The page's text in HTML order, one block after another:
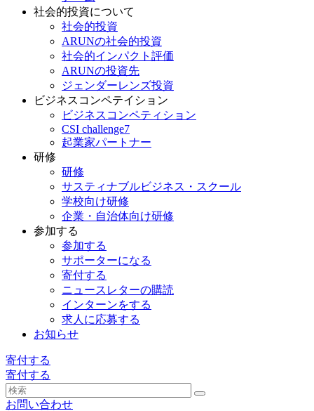
社会的投資について
社会的投資
ARUNの社会的投資
社会的インパクト評価
ARUNの投資先
ジェンダーレンズ投資
ビジネスコンペテイション
ビジネスコンペティション
CSI challenge7
起業家パートナー
研修
研修
サスティナブルビジネス・スクール
学校向け研修
企業・自治体向け研修
参加する
参加する
サポーターになる
寄付する
ニュースレターの購読
インターンをする
求人に応募する
お知らせ
寄付する
寄付する
お問い合わせ